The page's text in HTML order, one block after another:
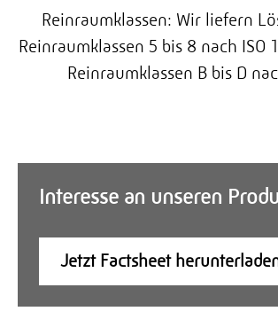
Reinraumklassen: Wir liefern
Reinraumklassen 5 bis 8 nach ISO
Reinraumklassen B bis D
Interesse an unseren
Jetzt Factsheet